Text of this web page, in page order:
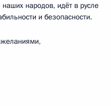
народов, идёт в русле
и безопасности.